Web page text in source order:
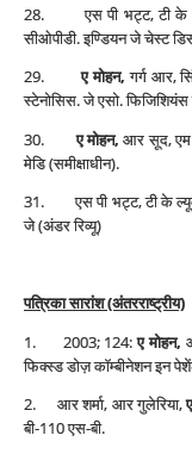
28. एस पी भट्ट, टी के
सीओपीडी. इण्डियन जे चेस्‍ट
29.ए मोहन,गर्ग आर,
स्‍टेनोसिस. जे एसो. फिजिशियंस
30.ए मोहन,आर सूद, एम
मेडि (समीक्षाधीन).
31. एस पी भट्ट, टी के
जे (अंडर रिव्‍यू)
पत्रिका सारांश (अंतरराष्‍ट्रीय)
1. 2003; 124:ए मोहन,
फिक्‍स्‍ड डोज़ कॉम्‍बीनेशन इन
2. आर शर्मा, आर गुलेरिया,
बी-110 एस-बी.